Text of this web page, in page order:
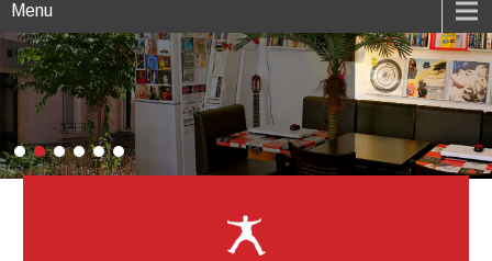
Menu